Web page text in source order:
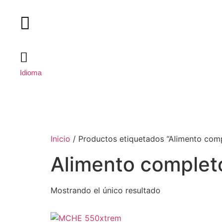
contenido
Idioma
Inicio / Productos etiquetados “Alimento
Alimento
Mostrando el único resultado